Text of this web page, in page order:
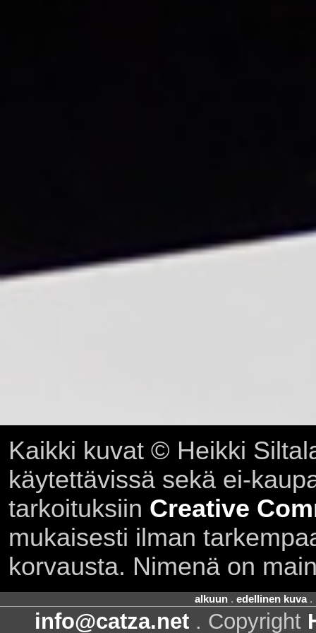
Kaikki kuvat © Heikki
käytettävissä sekä ei-
tarkoituksiin Creative
mukaisesti ilman
korvausta. Nimenä on
alkuun. edellinen kuva.
info@catza.net . Copyright